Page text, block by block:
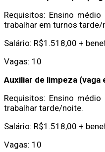
Requisitos: Ensino
trabalhar em turnos
Salário: R$1.518,00 +
Vagas: 10
Auxiliar de limpeza (vaga
Requisitos: Ensino
trabalhar tarde/noite.
Salário: R$1.518,00 +
Vagas: 10